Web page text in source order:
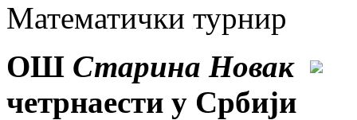
Математички турнир
ОШ Старина Новак
четрнаести у Србији